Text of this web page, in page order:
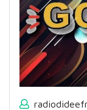
radiodideefr